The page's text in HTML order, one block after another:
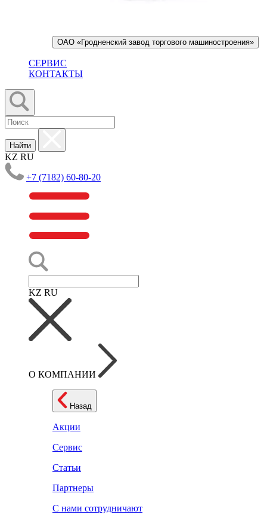
ОАО «Гродненский завод торгового машиностроения»
СЕРВИС
КОНТАКТЫ
Найти
KZ RU
+7 (7182) 60-80-20
KZ RU
О КОМПАНИИ
Назад
Акции
Сервис
Статьи
Партнеры
С нами сотрудничают